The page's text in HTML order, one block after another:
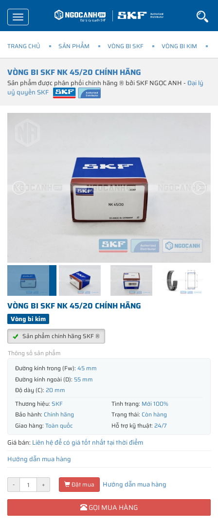
Toggle
navigation
TRANG CHỦ SẢN PHẨM VÒNG BI SKF VÒNG BI KIM
VÒNG BI SKF NK 45/20 CHÍNH HÃNG
Sản phẩm được phân phối chính hãng ® bởi SKF NGỌC ANH -Đại lý
uỷ quyền SKF
VÒNG BI SKF NK 45/20 CHÍNH HÃNG
Vòng bi kim
Sản phẩm chính hãng SKF ®
Thông số sản phẩm
Đường kính trong (Fw): 45 mm
Đường kính ngoài (D): 55 mm
Độ dày (C): 20 mm
Thương hiệu: SKF Tình trạng: Mới 100%
Bảo hành: Chính hãng Trạng thái: Còn hàng
Giao hàng: Toàn quốc Hỗ trợ kỹ thuật: 24/7
Giá bán: Liên hệ để có giá tốt nhất tại thời điểm
Hướng dẫn mua hàng
- + Đặt mua Hướng dẫn mua hàng
GỌI MUA HÀNG